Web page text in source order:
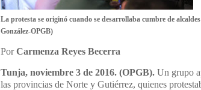
​La protesta se originó cuando se desarrollaba cumbre de
González-OPGB)
PorCarmenza Reyes Becerra
Tunja, noviembre 3 de 2016. (OPGB). Un grupo
las provincias de Norte y Gutiérrez, quienes